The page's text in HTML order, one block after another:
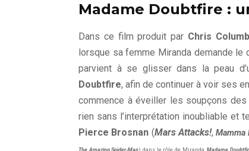
Madame Doubtfire :
Dans ce film produit par Chris
lorsque sa femme Miranda demande le
parvient à se glisser dans la peau
Doubtfire, afin de continuer à voir ses
commence à éveiller les soupçons
rien sans l’interprétation inoubliable et
Pierce Brosnan (Mars Attacks!,Mamma